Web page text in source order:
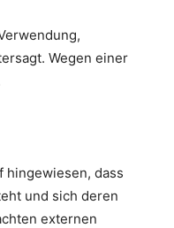
Wegen einer
hingewiesen, dass
und sich deren
externen